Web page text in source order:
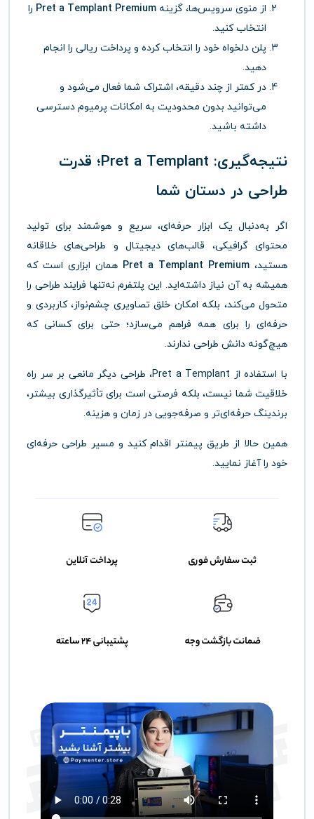
از منوی سرویس‌ها، گزینه Pret a Templant Premium را
انتخاب کنید.
پلن دلخواه خود را انتخاب کرده و پرداخت ریالی را انجام
دهید.
در کمتر از چند دقیقه، اشتراک شما فعال می‌شود و
می‌توانید بدون محدودیت به امکانات پرمیوم دسترسی
داشته باشید.
نتیجه‌گیری: Pret a Templant؛ قدرت
طراحی در دستان شما
اگر به‌دنبال یک ابزار حرفه‌ای، سریع و هوشمند برای تولید
محتوای گرافیکی، قالب‌های دیجیتال و طراحی‌های خلاقانه
هستید، Pret a Templant Premium همان ابزاری است که
همیشه به آن نیاز داشته‌اید. این پلتفرم نه‌تنها فرایند طراحی را
متحول می‌کند، بلکه امکان خلق تصاویری چشم‌نواز، کاربردی و
حرفه‌ای را برای همه فراهم می‌سازد؛ حتی برای کسانی که
هیچ‌گونه دانش طراحی ندارند.
با استفاده از Pret a Templant، طراحی دیگر مانعی بر سر راه
خلاقیت شما نیست، بلکه فرصتی است برای تأثیرگذاری بیشتر،
برندینگ حرفه‌ای‌تر و صرفه‌جویی در زمان و هزینه.
همین حالا از طریق پیمنتر اقدام کنید و مسیر طراحی حرفه‌ای
خود را آغاز نمایید.